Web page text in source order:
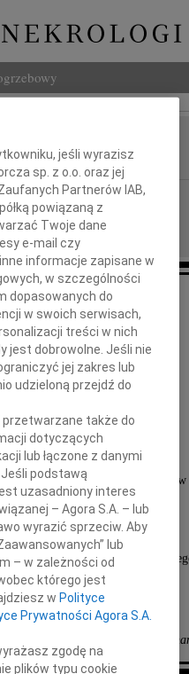
smutkiem żegnamy
Pana
profesora
Kmitę
naukowca i humanistę,
serdecznego Człowieka,
Przyjaciela Festiwalu Malta.
kultury miało ogromny wpływ
na kształt tego wydarzenia,
którzy byli i są z Maltą związani.
najszczerszego współczucia
Najbliższym
i zespół Malta Festival
jeśli wyrazisz
sp. z o.o. oraz jej
Partnerów IAB,
powiązaną z
Twoje dane
e-mail czy
informacje zapisane w
w szczególności
dopasowanych do
w swoich serwisach,
treści w nich
jest dobrowolne. Jeśli nie
jej zakres lub
udzieloną przejdź do
przetwarzane także do
dotyczących
lub łączone z danymi
podstawą
uzasadniony interes
– Agora S.A. – lub
wyrazić sprzeciw. Aby
lub
– w zależności od
którego jest
wPolityce
Prywatności Agora S.A.
zgodę na
plików typu cookie